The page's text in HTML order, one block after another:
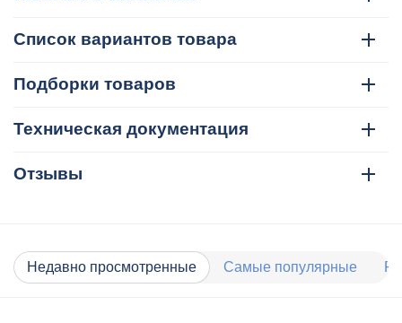
Список вариантов товара
Подборки товаров
Техническая документация
Отзывы
Недавно просмотренные Самые популярные